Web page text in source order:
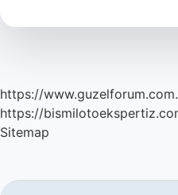
https://
https://
Sitemap